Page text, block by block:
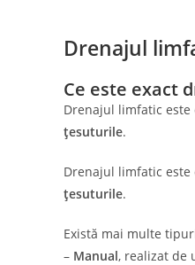
Drenajul
Ce este exact
Drenajul limfatic este
țesuturile.
Drenajul limfatic este
țesuturile.
Există mai multe
– Manual, realizat de